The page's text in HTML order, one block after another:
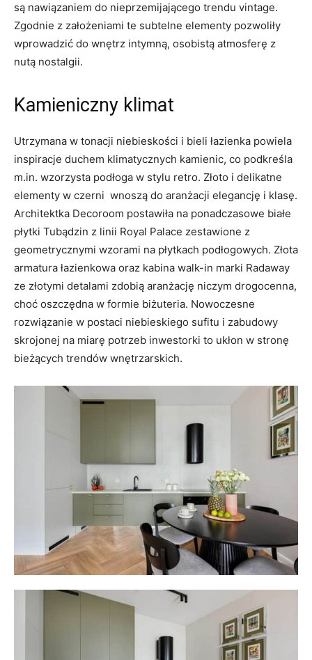
są nawiązaniem do nieprzemijającego trendu vintage.
Zgodnie z założeniami te subtelne elementy pozwoliły
wprowadzić do wnętrz intymną, osobistą atmosferę z
nutą nostalgii.
Kamieniczny klimat
Utrzymana w tonacji niebieskości i bieli łazienka powiela
inspiracje duchem klimatycznych kamienic, co podkreśla
m.in. wzorzysta podłoga w stylu retro. Złoto i delikatne
elementy w czerni wnoszą do aranżacji elegancję i klasę.
Architektka Decoroom postawiła na ponadczasowe białe
płytki Tubądzin z linii Royal Palace zestawione z
geometrycznymi wzorami na płytkach podłogowych. Złota
armatura łazienkowa oraz kabina walk-in marki Radaway
ze złotymi detalami zdobią aranżację niczym drogocenna,
choć oszczędna w formie biżuteria. Nowoczesne
rozwiązanie w postaci niebieskiego sufitu i zabudowy
skrojonej na miarę potrzeb inwestorki to ukłon w stronę
bieżących trendów wnętrzarskich.